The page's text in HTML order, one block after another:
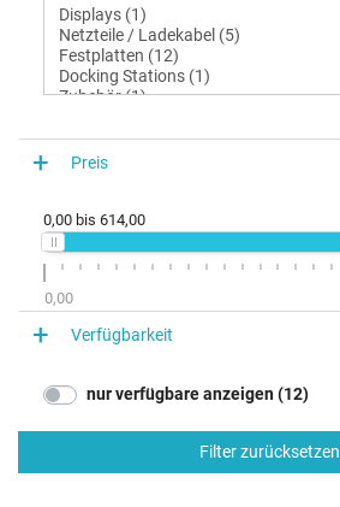
Preis
0,00 bis 614,00
0,00
Verfügbarkeit
nur verfügbare anzeigen (12)
Filter zurücksetzen